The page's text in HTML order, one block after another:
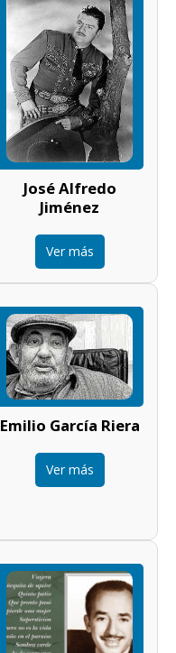
José Alfredo
Jiménez
Ver más
Emilio García Riera
Ver más